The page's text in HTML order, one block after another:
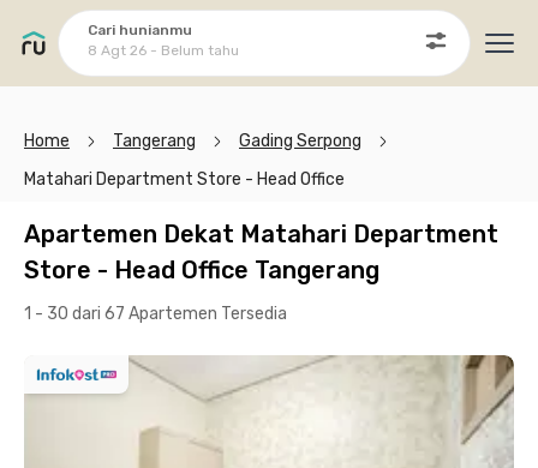
Cari hunianmu
8 Agt 26 - Belum tahu
Home Tangerang
Gading Serpong
Matahari Department Store - Head Office
Apartemen Dekat Matahari Department
Store - Head Office Tangerang
1 - 30 dari 67 Apartemen Tersedia